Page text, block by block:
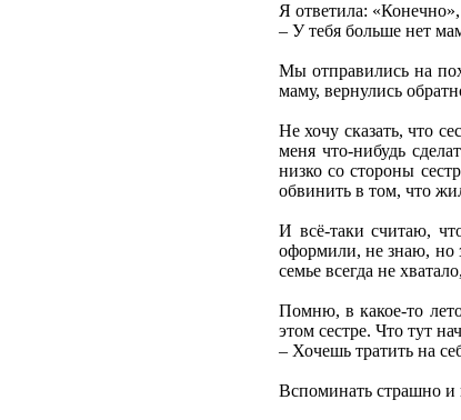
Я ответила:
– У тебя больше нет
Мы отправились на
маму, вернулись
Не хочу сказать, что
меня что-нибудь
низко со стороны
обвинить в том, что
И всё-таки считаю,
оформили, не знаю, но
семье всегда не
Помню, в какое-то
этом сестре. Что тут
– Хочешь тратить на
Вспоминать страшно